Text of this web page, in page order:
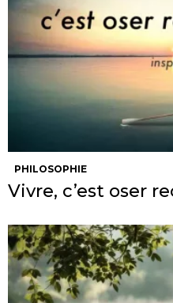
PHILOSOPHIE
Vivre, c’est oser